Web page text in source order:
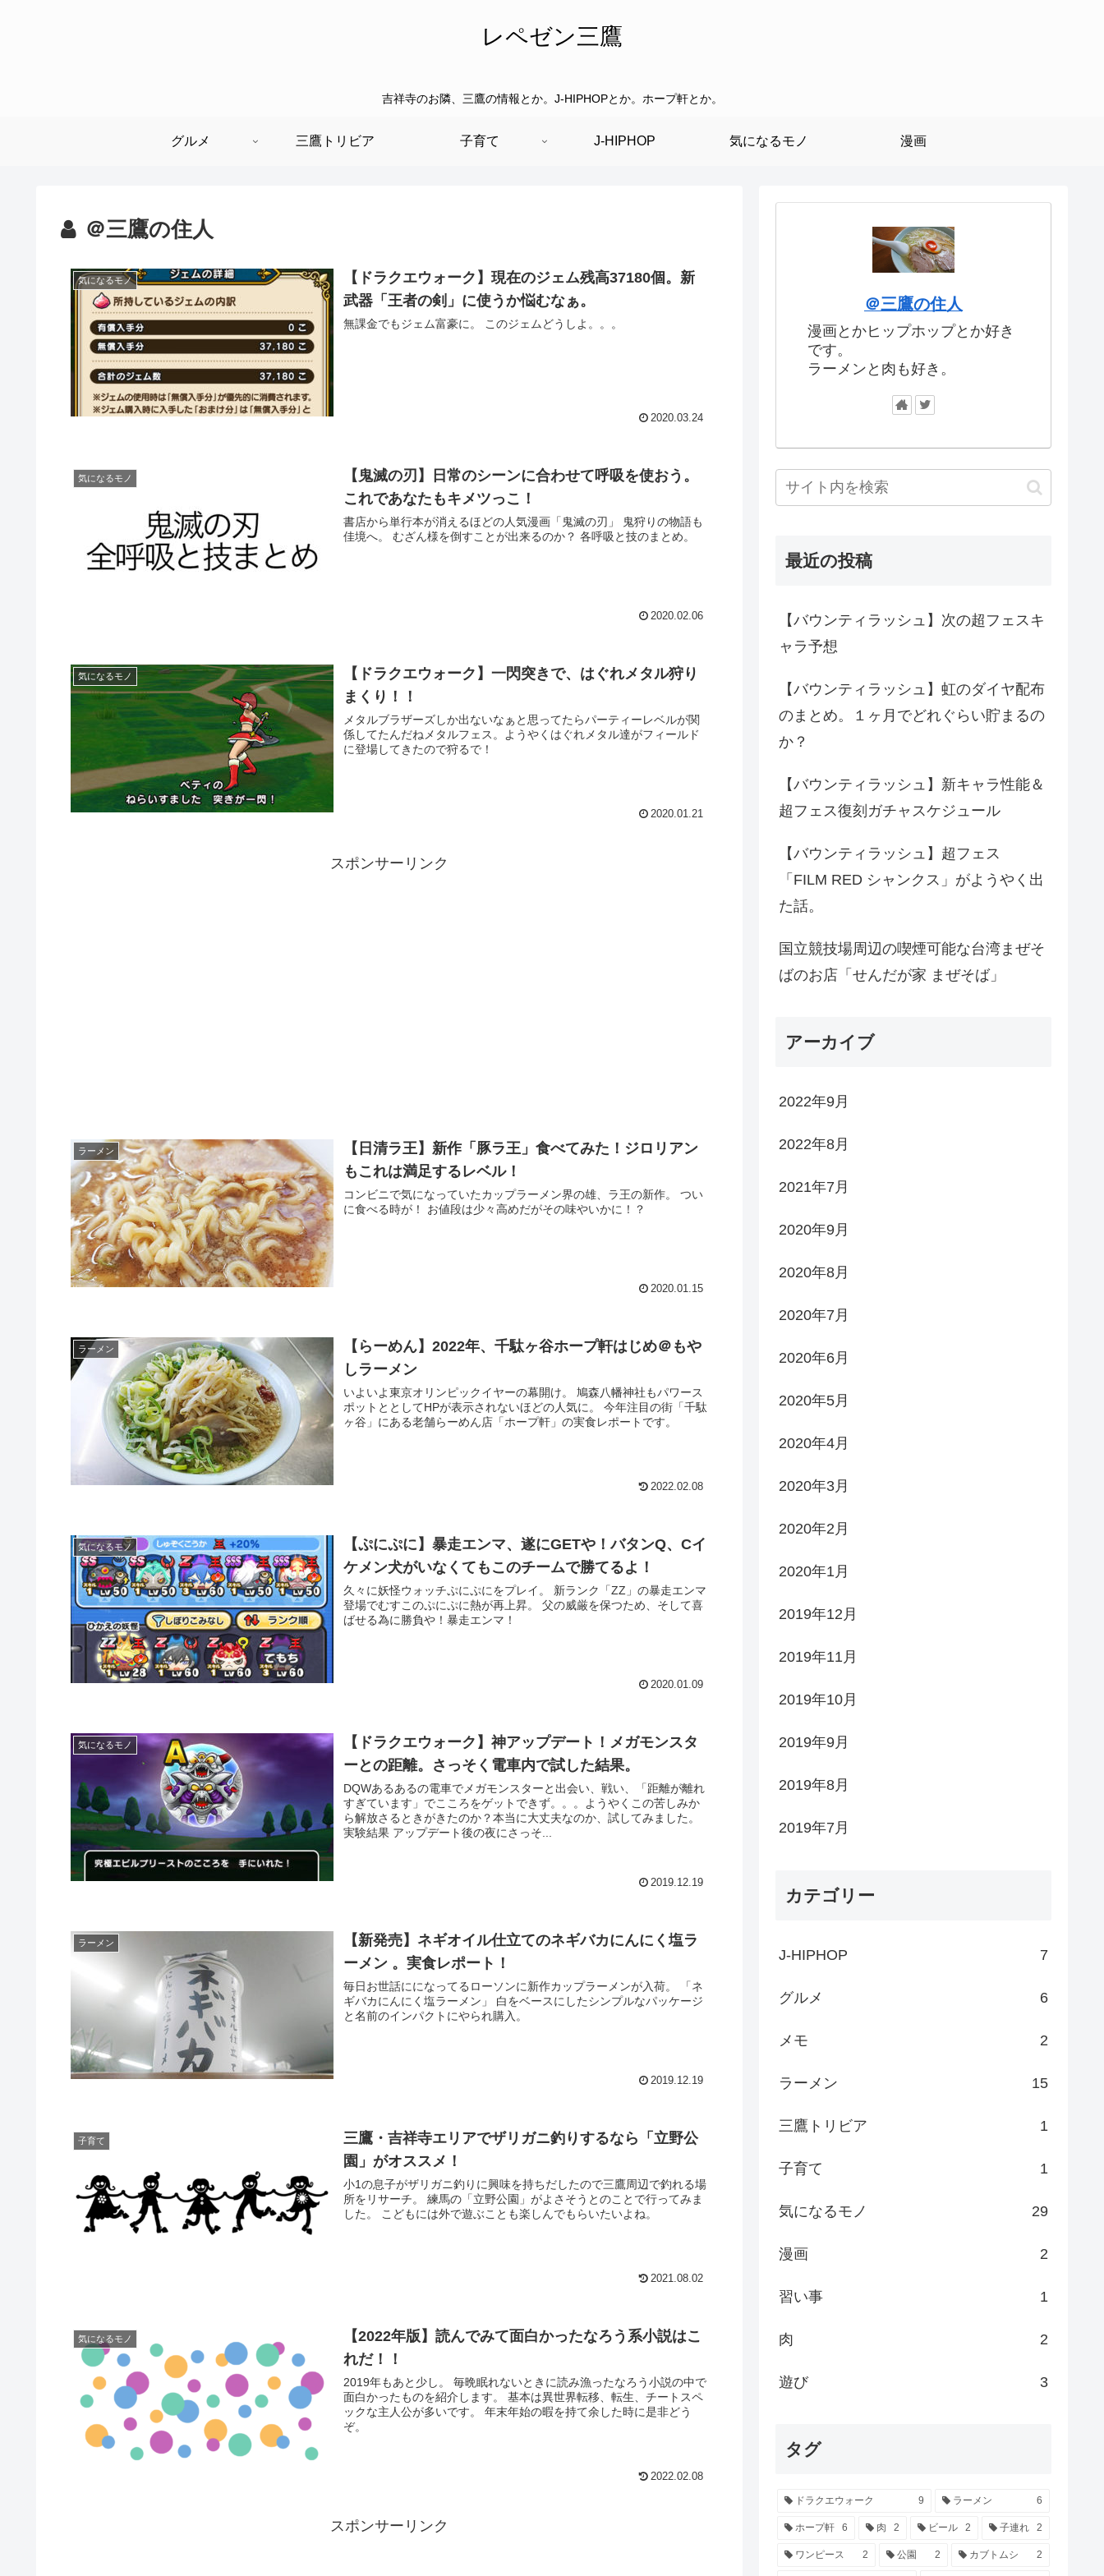
レペゼン三鷹
吉祥寺のお隣、三鷹の情報とか。J-HIPHOPとか。ホープ軒とか。
グルメ 三鷹トリビア 子育て J-HIPHOP 気になるモノ 漫画
＠三鷹の住人
気になるモノ
【ドラクエウォーク】現在のジェム残高37180個。新
武器「王者の剣」に使うか悩むなぁ。
無課金でもジェム富豪に。 このジェムどうしよ。。。
2020.03.24
気になるモノ
【鬼滅の刃】日常のシーンに合わせて呼吸を使おう。
これであなたもキメツっこ！
書店から単行本が消えるほどの人気漫画「鬼滅の刃」 鬼狩りの物語も
佳境へ。 むざん様を倒すことが出来るのか？ 各呼吸と技のまとめ。
2020.02.06
気になるモノ
【ドラクエウォーク】一閃突きで、はぐれメタル狩り
まくり！！
メタルブラザーズしか出ないなぁと思ってたらパーティーレベルが関
係してたんだねメタルフェス。ようやくはぐれメタル達がフィールド
に登場してきたので狩るで！
2020.01.21
スポンサーリンク
ラーメン
【日清ラ王】新作「豚ラ王」食べてみた！ジロリアン
もこれは満足するレベル！
コンビニで気になっていたカップラーメン界の雄、ラ王の新作。 つい
に食べる時が！ お値段は少々高めだがその味やいかに！？
2020.01.15
ラーメン
【らーめん】2022年、千駄ヶ谷ホープ軒はじめ＠もや
しラーメン
いよいよ東京オリンピックイヤーの幕開け。 鳩森八幡神社もパワース
ポットととしてHPが表示されないほどの人気に。 今年注目の街「千駄
ヶ谷」にある老舗らーめん店「ホープ軒」の実食レポートです。
2022.02.08
気になるモノ
【ぷにぷに】暴走エンマ、遂にGETや！バタンQ、Cイ
ケメン犬がいなくてもこのチームで勝てるよ！
久々に妖怪ウォッチぷにぷにをプレイ。 新ランク「ZZ」の暴走エンマ
登場でむすこのぷにぷに熱が再上昇。 父の威厳を保つため、そして喜
ばせる為に勝負や！暴走エンマ！
2020.01.09
気になるモノ
【ドラクエウォーク】神アップデート！メガモンスタ
ーとの距離。さっそく電車内で試した結果。
DQWあるあるの電車でメガモンスターと出会い、戦い、「距離が離れ
すぎています」でこころをゲットできず。。。ようやくこの苦しみか
ら解放さるときがきたのか？本当に大丈夫なのか、試してみました。
実験結果 アップデート後の夜にさっそ...
2019.12.19
ラーメン
【新発売】ネギオイル仕立てのネギバカにんにく塩ラ
ーメン 。実食レポート！
毎日お世話にになってるローソンに新作カップラーメンが入荷。 「ネ
ギバカにんにく塩ラーメン」 白をベースにしたシンプルなパッケージ
と名前のインパクトにやられ購入。
2019.12.19
子育て
三鷹・吉祥寺エリアでザリガニ釣りするなら「立野公
園」がオススメ！
小1の息子がザリガニ釣りに興味を持ちだしたので三鷹周辺で釣れる場
所をリサーチ。 練馬の「立野公園」がよさそうとのことで行ってみま
した。 こどもには外で遊ぶことも楽しんでもらいたいよね。
2021.08.02
気になるモノ
【2022年版】読んでみて面白かったなろう系小説はこ
れだ！！
2019年もあと少し。 毎晩眠れないときに読み漁ったなろう小説の中で
面白かったものを紹介します。 基本は異世界転移、転生、チートスペ
ックな主人公が多いです。 年末年始の暇を持て余した時に是非どう
ぞ。
2022.02.08
スポンサーリンク
＠三鷹の住人
漫画とかヒップホップとか好き
です。
ラーメンと肉も好き。
最近の投稿
【バウンティラッシュ】次の超フェスキ
ャラ予想
【バウンティラッシュ】虹のダイヤ配布
のまとめ。１ヶ月でどれぐらい貯まるの
か？
【バウンティラッシュ】新キャラ性能＆
超フェス復刻ガチャスケジュール
【バウンティラッシュ】超フェス
「FILM RED シャンクス」がようやく出
た話。
国立競技場周辺の喫煙可能な台湾まぜそ
ばのお店「せんだが家 まぜそば」
アーカイブ
2022年9月
2022年8月
2021年7月
2020年9月
2020年8月
2020年7月
2020年6月
2020年5月
2020年4月
2020年3月
2020年2月
2020年1月
2019年12月
2019年11月
2019年10月
2019年9月
2019年8月
2019年7月
カテゴリー
J-HIPHOP 7
グルメ 6
メモ 2
ラーメン 15
三鷹トリビア 1
子育て 1
気になるモノ 29
漫画 2
習い事 1
肉 2
遊び 3
タグ
ドラクエウォーク 9 ラーメン 6
ホープ軒 6 肉 2 ビール 2 子連れ 2
ワンピース 2 公園 2 カブトムシ 2